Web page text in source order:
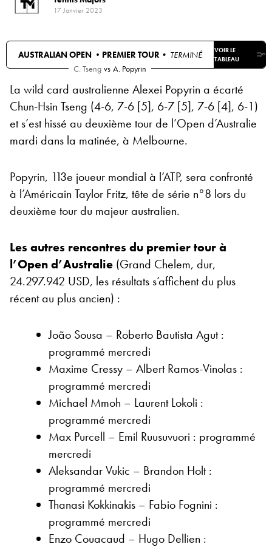
17 Janvier 2023
AUSTRALIAN OPEN • PREMIER TOUR • TERMINÉ
VOIR LE
TABLEAU
C. Tseng vs A. Popyrin
La wild card australienne Alexei Popyrin a écarté
Chun-Hsin Tseng (4-6, 7-6 [5], 6-7 [5], 7-6 [4], 6-1)
et s’est hissé au deuxième tour de l’Open d’Australie
mardi dans la matinée, à Melbourne.
Popyrin, 113e joueur mondial à l’ATP, sera confronté
à l’Américain Taylor Fritz, tête de série n°8 lors du
deuxième tour du majeur australien.
Les autres rencontres du premier tour à
l’Open d’Australie (Grand Chelem, dur,
24.297.942 USD, les résultats s’affichent du plus
récent au plus ancien) :
João Sousa – Roberto Bautista Agut :
programmé mercredi
Maxime Cressy – Albert Ramos-Vinolas :
programmé mercredi
Michael Mmoh – Laurent Lokoli :
programmé mercredi
Max Purcell – Emil Ruusuvuori : programmé
mercredi
Aleksandar Vukic – Brandon Holt :
programmé mercredi
Thanasi Kokkinakis – Fabio Fognini :
programmé mercredi
Enzo Couacaud – Hugo Dellien :